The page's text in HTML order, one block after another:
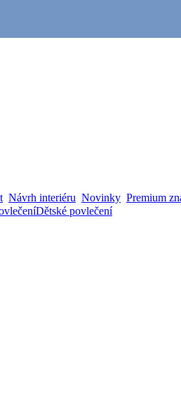
Návrh interiéru Novinky Premium
Dětské povlečení